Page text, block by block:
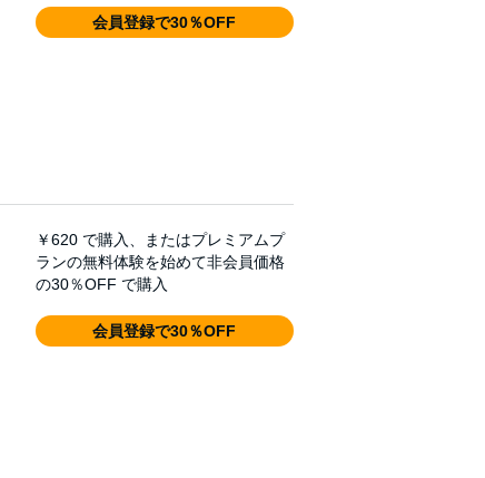
会員登録で30％OFF
￥620 で購入、またはプレミアムプ
ランの無料体験を始めて非会員価格
の30％OFF で購入
会員登録で30％OFF